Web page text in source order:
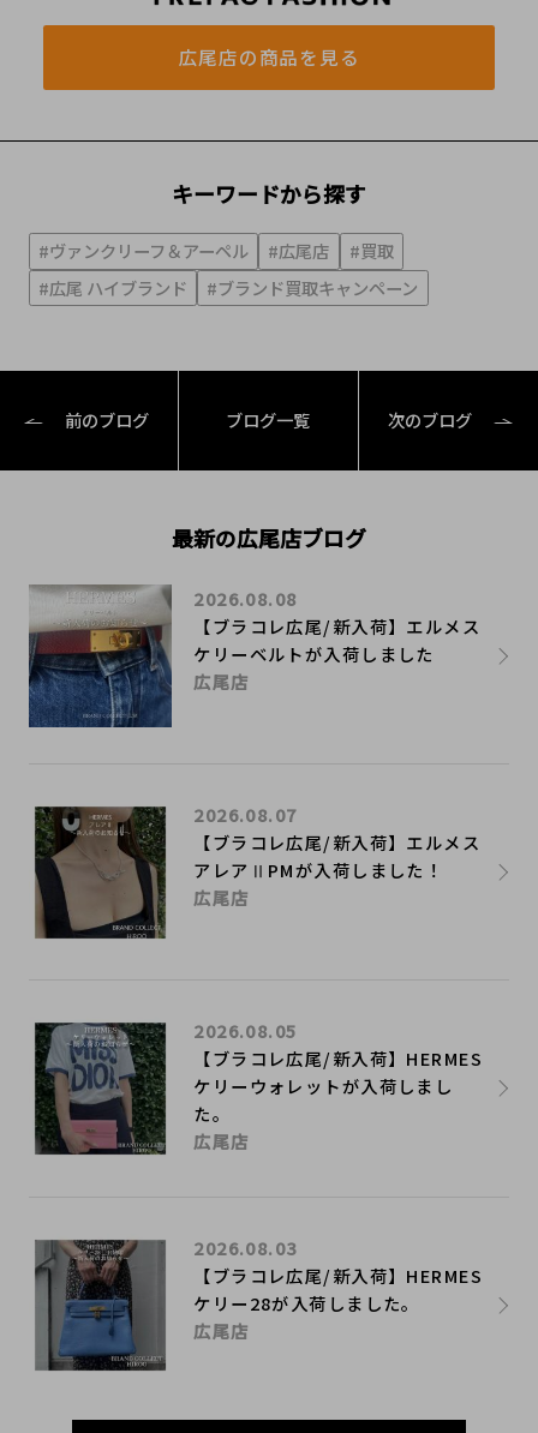
広尾店の商品を見る
キーワードから探す
#ヴァンクリーフ＆アーペル #広尾店
#買取
#広尾 ハイブランド
#ブランド買取キャンペーン
前のブログ ブログ一覧 次のブログ
最新の広尾店ブログ
【ブラコレ広尾/新入荷】エルメス
ケリーベルトが入荷しました
2026.08.08
広尾店
【ブラコレ広尾/新入荷】エルメス
アレアⅡPMが入荷しました！
2026.08.07
広尾店
【ブラコレ広尾/新入荷】HERMES
ケリーウォレットが入荷しまし
た。
2026.08.05
広尾店
【ブラコレ広尾/新入荷】HERMES
ケリー28が入荷しました。
2026.08.03
広尾店